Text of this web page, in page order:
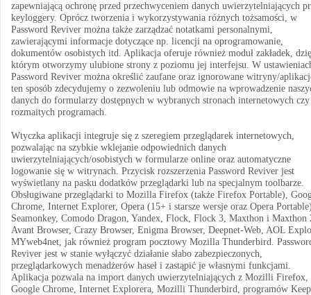
zapewniającą ochronę przed przechwyceniem danych uwierzytelniających
keyloggery. Oprócz tworzenia i wykorzystywania różnych tożsamości, w
Password Reviver można także zarządzać notatkami personalnymi,
zawierającymi informacje dotyczące np. licencji na oprogramowanie,
dokumentów osobistych itd. Aplikacja oferuje również moduł zakładek,
którym otworzymy ulubione strony z poziomu jej interfejsu. W
Password Reviver można określić zaufane oraz ignorowane witryny/
ten sposób zdecydujemy o zezwoleniu lub odmowie na wprowadzenie
danych do formularzy dostępnych w wybranych stronach internetowych czy
rozmaitych programach.
Wtyczka aplikacji integruje się z szeregiem przeglądarek internetowych,
pozwalając na szybkie wklejanie odpowiednich danych
uwierzytelniających/osobistych w formularze online oraz automatyczne
logowanie się w witrynach. Przycisk rozszerzenia Password Reviver jest
wyświetlany na pasku dodatków przeglądarki lub na specjalnym toolbarze.
Obsługiwane przeglądarki to Mozilla Firefox (także Firefox Portable),
Chrome, Internet Explorer, Opera (15+ i starsze wersje oraz Opera
Seamonkey, Comodo Dragon, Yandex, Flock, Flock 3, Maxthon i Maxthon
Avant Browser, Crazy Browser, Enigma Browser, Deepnet-Web, AOL
MYweb4net, jak również program pocztowy Mozilla Thunderbird.
Reviver jest w stanie wyłączyć działanie słabo zabezpieczonych,
przeglądarkowych menadżerów haseł i zastąpić je własnymi funkcjami.
Aplikacja pozwala na import danych uwierzytelniających z Mozilli Firefox,
Google Chrome, Internet Explorera, Mozilli Thunderbird, programów